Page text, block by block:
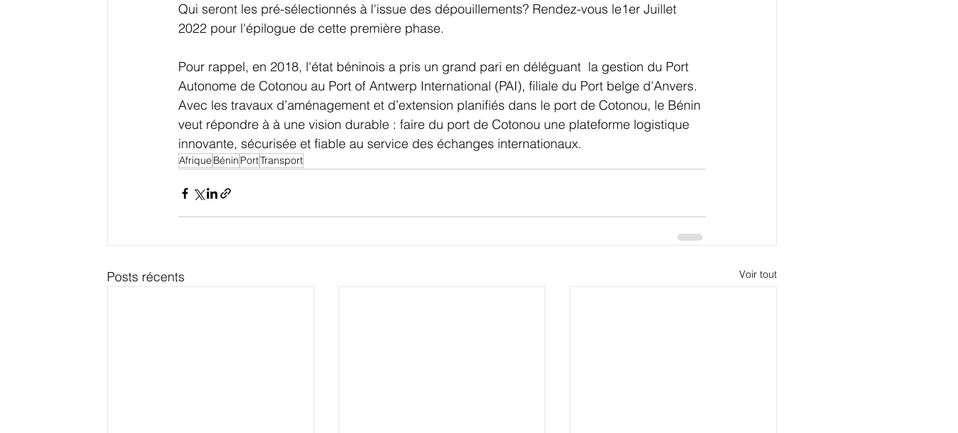
Qui seront les pré-sélectionnés à l'issue des dépouillements? Rendez-vous le1er Juillet
2022 pour l'épilogue de cette première phase.
Pour rappel, en 2018, l'état béninois a pris un grand pari en déléguant  la gestion du Port
Autonome de Cotonou au Port of Antwerp International (PAI), filiale du Port belge d’Anvers.
Avec les travaux d’aménagement et d’extension planifiés dans le port de Cotonou, le Bénin
veut répondre à à une vision durable : faire du port de Cotonou une plateforme logistique
innovante, sécurisée et fiable au service des échanges internationaux.
Afrique Bénin PortTransport
Posts récents Voir tout